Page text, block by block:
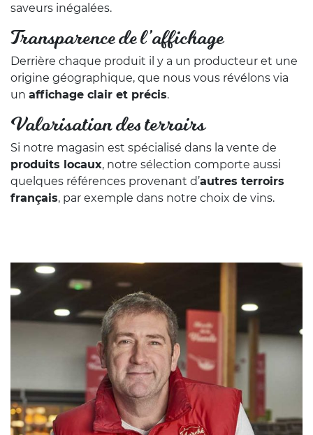
saveurs inégalées.
Transparence de l’affichage
Derrière chaque produit il y a un producteur et une
origine géographique, que nous vous révélons via
un affichage clair et précis.
Valorisation des terroirs
Si notre magasin est spécialisé dans la vente de
produits locaux, notre sélection comporte aussi
quelques références provenant d’autres terroirs
français, par exemple dans notre choix de vins.